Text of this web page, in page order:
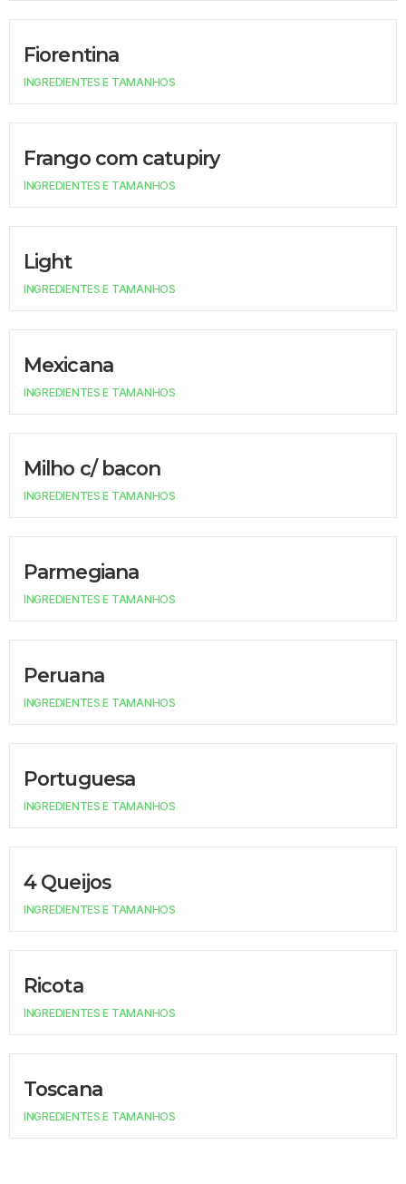
Fiorentina
INGREDIENTES E TAMANHOS
Frango com catupiry
INGREDIENTES E TAMANHOS
Light
INGREDIENTES E TAMANHOS
Mexicana
INGREDIENTES E TAMANHOS
Milho c/ bacon
INGREDIENTES E TAMANHOS
Parmegiana
INGREDIENTES E TAMANHOS
Peruana
INGREDIENTES E TAMANHOS
Portuguesa
INGREDIENTES E TAMANHOS
4 Queijos
INGREDIENTES E TAMANHOS
Ricota
INGREDIENTES E TAMANHOS
Toscana
INGREDIENTES E TAMANHOS